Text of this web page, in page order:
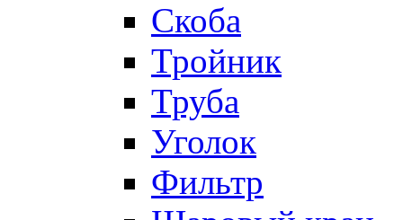
Скоба
Тройник
Труба
Уголок
Фильтр